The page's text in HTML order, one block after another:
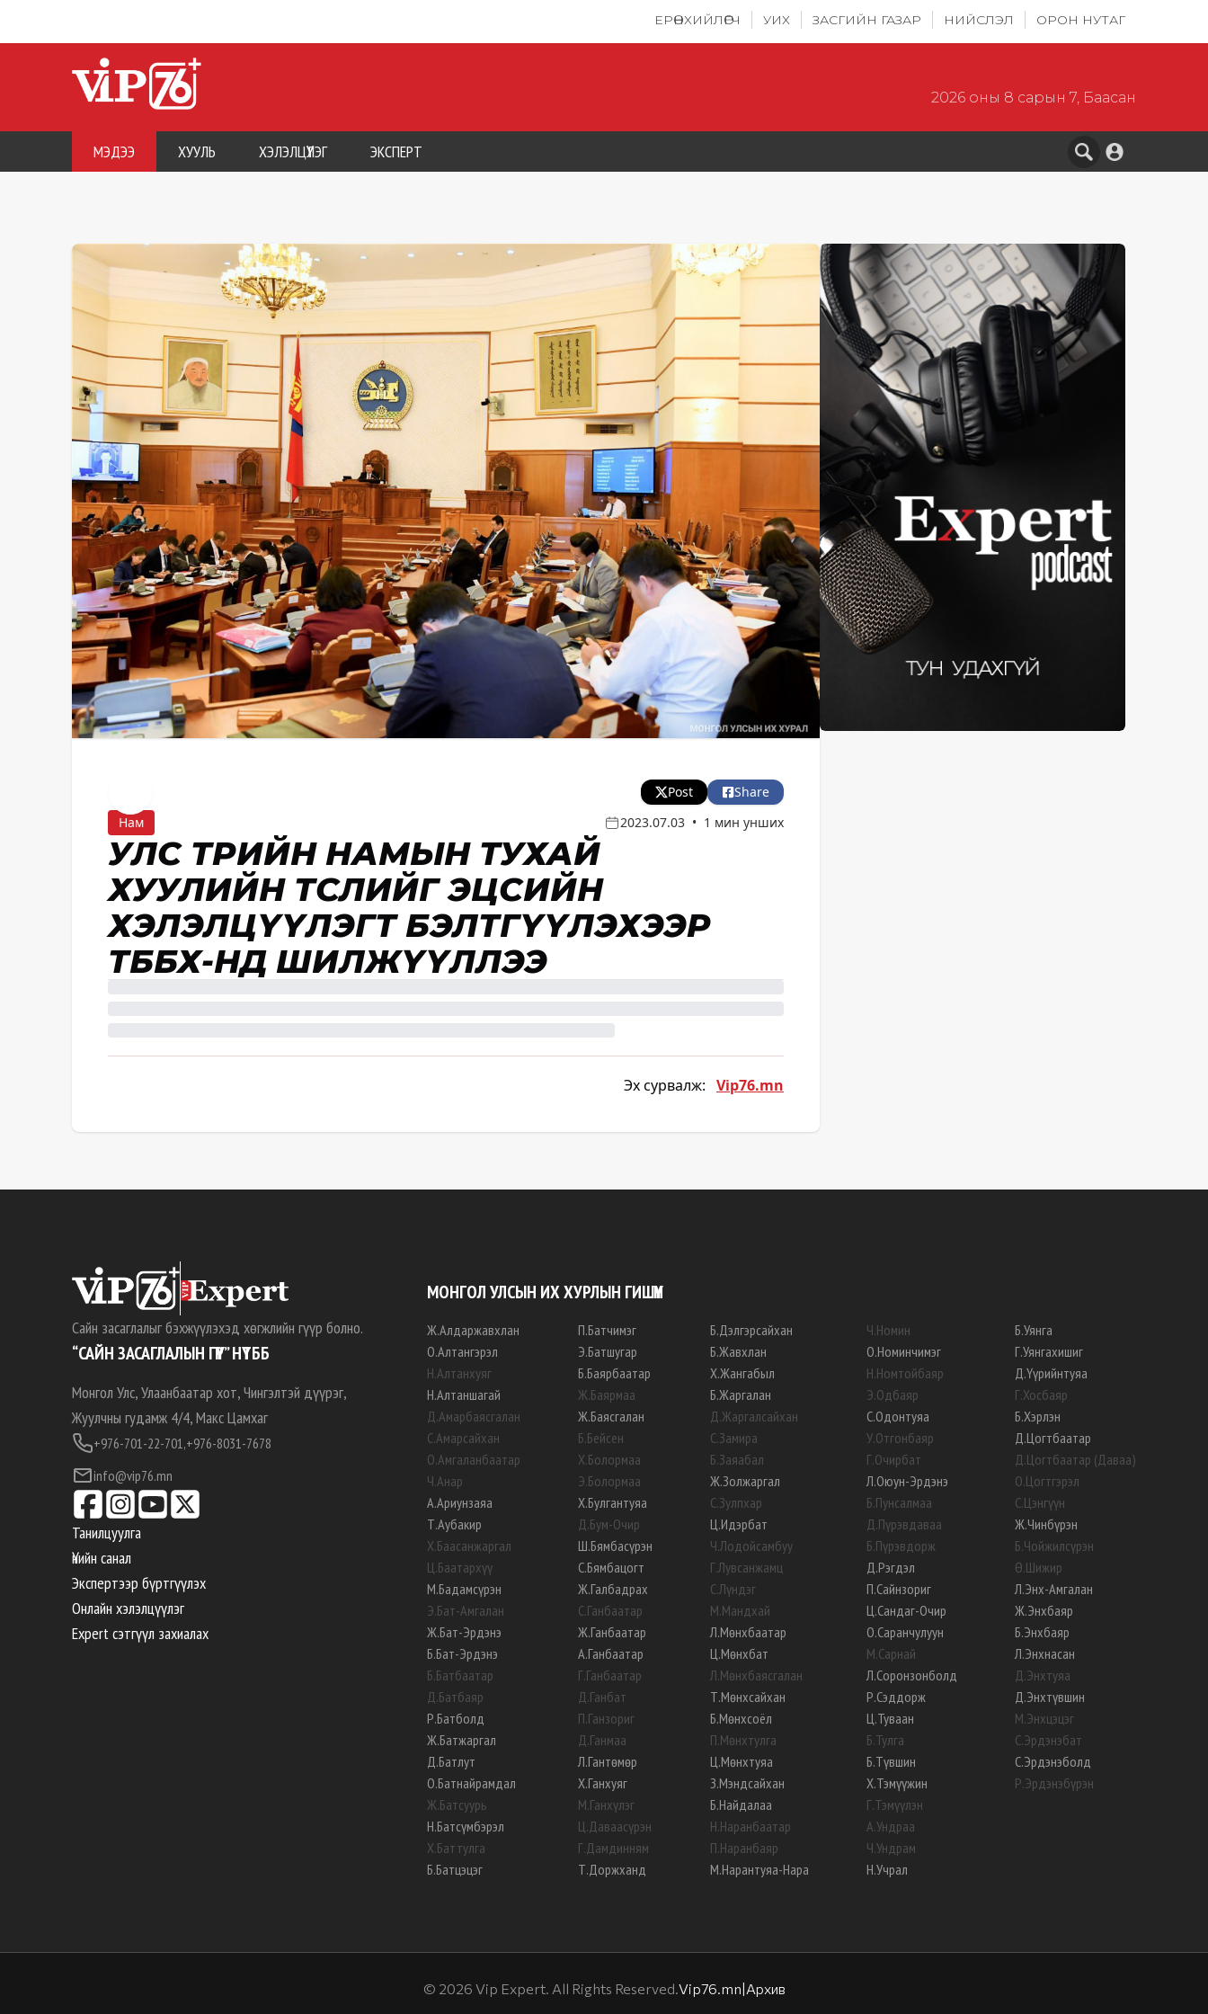
ЕРӨНХИЙЛӨГЧ УИХ ЗАСГИЙН ГАЗАР НИЙСЛЭЛ ОРОН НУТАГ
2026 оны 8 сарын 7, Баасан
МЭДЭЭ ХУУЛЬ ХЭЛЭЛЦҮҮЛЭГ ЭКСПЕРТ
Post
Share
Нам
2023.07.03 • 1 мин унших
УЛС ТӨРИЙН НАМЫН ТУХАЙ
ХУУЛИЙН ТӨСЛИЙГ ЭЦСИЙН
ХЭЛЭЛЦҮҮЛЭГТ БЭЛТГҮҮЛЭХЭЭР
ТББХ-НД ШИЛЖҮҮЛЛЭЭ
Эх сурвалж: Vip76.mn
Сайн засаглалыг бэхжүүлэхэд хөгжлийн гүүр болно.
“САЙН ЗАСАГЛАЛЫН ГҮҮР” НҮТББ
Монгол Улс, Улаанбаатар хот, Чингэлтэй дүүрэг,
Жуулчны гудамж 4/4, Макс Цамхаг
+976-701-22-701,+976-8031-7678
info@vip76.mn
Танилцуулга
Үнийн санал
Экспертээр бүртгүүлэх
Онлайн хэлэлцүүлэг
Expert сэтгүүл захиалах
МОНГОЛ УЛСЫН ИХ ХУРЛЫН ГИШҮҮН
Ж.Алдаржавхлан
О.Алтангэрэл
Н.Алтанхуяг
Н.Алтаншагай
Д.Амарбаясгалан
С.Амарсайхан
О.Амгаланбаатар
Ч.Анар
А.Ариунзаяа
Т.Аубакир
Х.Баасанжаргал
Ц.Баатархүү
М.Бадамсүрэн
Э.Бат-Амгалан
Ж.Бат-Эрдэнэ
Б.Бат-Эрдэнэ
Б.Батбаатар
Д.Батбаяр
Р.Батболд
Ж.Батжаргал
Д.Батлут
О.Батнайрамдал
Ж.Батсуурь
Н.Батсүмбэрэл
Х.Баттулга
Б.Батцэцэг
П.Батчимэг
Э.Батшугар
Б.Баярбаатар
Ж.Баярмаа
Ж.Баясгалан
Б.Бейсен
Х.Болормаа
Э.Болормаа
Х.Булгантуяа
Д.Бум-Очир
Ш.Бямбасүрэн
С.Бямбацогт
Ж.Галбадрах
С.Ганбаатар
Ж.Ганбаатар
А.Ганбаатар
Г.Ганбаатар
Д.Ганбат
П.Ганзориг
Д.Ганмаа
Л.Гантөмөр
Х.Ганхуяг
М.Ганхүлэг
Ц.Даваасүрэн
Г.Дамдинням
Т.Доржханд
Б.Дэлгэрсайхан
Б.Жавхлан
Х.Жангабыл
Б.Жаргалан
Д.Жаргалсайхан
С.Замира
Б.Заяабал
Ж.Золжаргал
С.Зулпхар
Ц.Идэрбат
Ч.Лодойсамбуу
Г.Лувсанжамц
С.Лүндэг
М.Мандхай
Л.Мөнхбаатар
Ц.Мөнхбат
Л.Мөнхбаясгалан
Т.Мөнхсайхан
Б.Мөнхсоёл
П.Мөнхтулга
Ц.Мөнхтуяа
З.Мэндсайхан
Б.Найдалаа
Н.Наранбаатар
П.Наранбаяр
М.Нарантуяа-Нара
Ч.Номин
О.Номинчимэг
Н.Номтойбаяр
Э.Одбаяр
С.Одонтуяа
У.Отгонбаяр
Г.Очирбат
Л.Оюун-Эрдэнэ
Б.Пунсалмаа
Д.Пүрэвдаваа
Б.Пүрэвдорж
Д.Рэгдэл
П.Сайнзориг
Ц.Сандаг-Очир
О.Саранчулуун
М.Сарнай
Л.Соронзонболд
Р.Сэддорж
Ц.Туваан
Б.Тулга
Б.Түвшин
Х.Тэмүүжин
Г.Тэмүүлэн
А.Ундраа
Ч.Ундрам
Н.Учрал
Б.Уянга
Г.Уянгахишиг
Д.Үүрийнтуяа
Г.Хосбаяр
Б.Хэрлэн
Д.Цогтбаатар
Д.Цогтбаатар (Даваа)
О.Цогтгэрэл
С.Цэнгүүн
Ж.Чинбүрэн
Б.Чойжилсүрэн
Ө.Шижир
Л.Энх-Амгалан
Ж.Энхбаяр
Б.Энхбаяр
Л.Энхнасан
Д.Энхтуяа
Д.Энхтүвшин
М.Энхцэцэг
С.Эрдэнэбат
С.Эрдэнэболд
Р.Эрдэнэбүрэн
© 2026 Vip Expert. All Rights Reserved.Vip76.mn Архив